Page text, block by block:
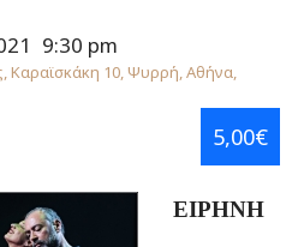
9:30 pm
Καραϊσκάκη 10, Ψυρρή, Αθήνα,
5,00€
ΕΙΡΗΝΗ